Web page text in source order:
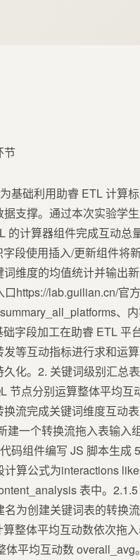
基础利用助睿 ETL 计算
支撑。通过本次实验学
计算器组件完成互动总
段使用插入/更新组件将
维度的均值统计并输出
https://lab.guilian.cn/官
、
字段加工在助睿 ETL 平
等互动指标进行求和运
化。2. 关键词级别汇总
节点分别运算整体平均
流完成关键词维度互动
一个转换流拖入表输入
码组件编写 JS 脚本生成
算公式为interactions
表中。
为创建关键词表的转换
整体平均互动数依次拖
平均互动数